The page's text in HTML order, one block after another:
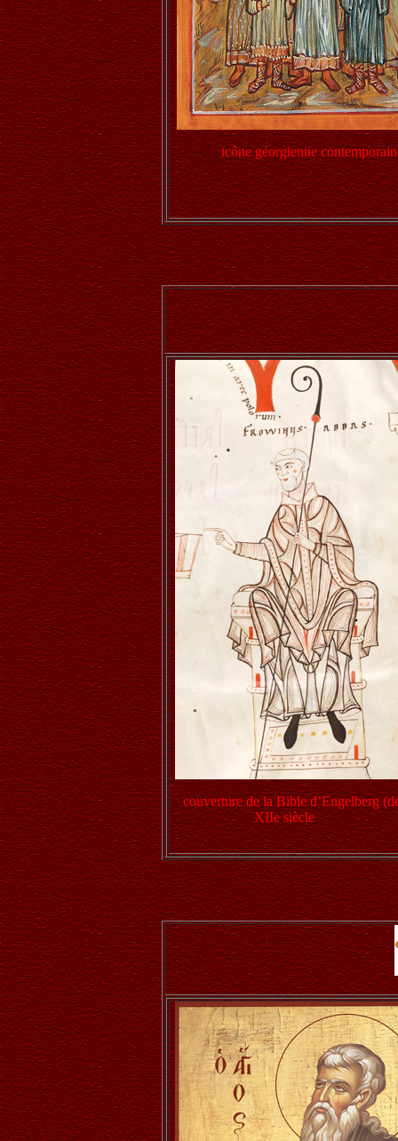
icône géorgienne
couverture de la Bible d’Engelberg
XIIe siècle